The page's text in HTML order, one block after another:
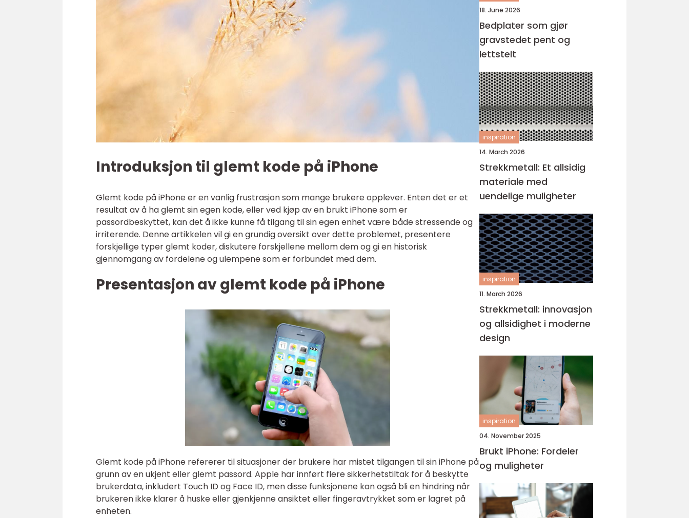
Introduksjon til glemt kode på iPhone
Glemt kode på iPhone er en vanlig frustrasjon som mange brukere opplever. Enten det er et
resultat av å ha glemt sin egen kode, eller ved kjøp av en brukt iPhone som er
passordbeskyttet, kan det å ikke kunne få tilgang til sin egen enhet være både stressende og
irriterende. Denne artikkelen vil gi en grundig oversikt over dette problemet, presentere
forskjellige typer glemt koder, diskutere forskjellene mellom dem og gi en historisk
gjennomgang av fordelene og ulempene som er forbundet med dem.
Presentasjon av glemt kode på iPhone
Glemt kode på iPhone refererer til situasjoner der brukere har mistet tilgangen til sin iPhone på
grunn av en ukjent eller glemt passord. Apple har innført flere sikkerhetstiltak for å beskytte
brukerdata, inkludert Touch ID og Face ID, men disse funksjonene kan også bli en hindring når
brukeren ikke klarer å huske eller gjenkjenne ansiktet eller fingeravtrykket som er lagret på
enheten.
18. June 2026
Bedplater som gjør
gravstedet pent og
lettstelt
inspiration
14. March 2026
Strekkmetall: Et allsidig
materiale med
uendelige muligheter
inspiration
11. March 2026
Strekkmetall: innovasjon
og allsidighet i moderne
design
inspiration
04. November 2025
Brukt iPhone: Fordeler
og muligheter